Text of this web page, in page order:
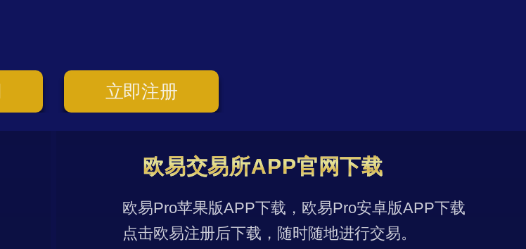
立即注册
欧易交易所APP官网下载
欧易Pro苹果版APP下载，欧易Pro安卓版APP下载
点击欧易注册后下载，随时随地进行交易。